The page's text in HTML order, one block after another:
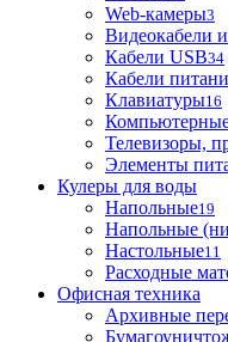
Web-камеры3
Видеокабели
Кабели USB34
Кабели
Клавиатуры16
Телевизоры,
Элементы
Кулеры для воды
Напольные19
Напольные
Настольные11
Расходные
Офисная техника
Архивные